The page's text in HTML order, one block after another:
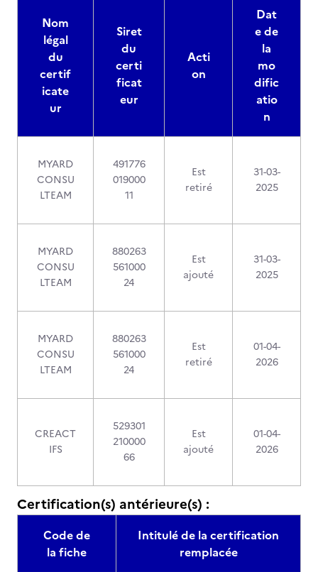
Nom
légal
du
certif
icate
ur
Siret
du
certi
ficat
eur
Acti
on
Dat
e de
la
mo
dific
atio
n
MYARD
CONSU
LTEAM
491776
019000
11
Est
retiré
31-03-
2025
MYARD
CONSU
LTEAM
880263
561000
24
Est
ajouté
31-03-
2025
MYARD
CONSU
LTEAM
880263
561000
24
Est
retiré
01-04-
2026
CREACT
IFS
529301
210000
66
Est
ajouté
01-04-
2026
Certification(s) antérieure(s) :
Code de
la fiche
Intitulé de la certification
remplacée